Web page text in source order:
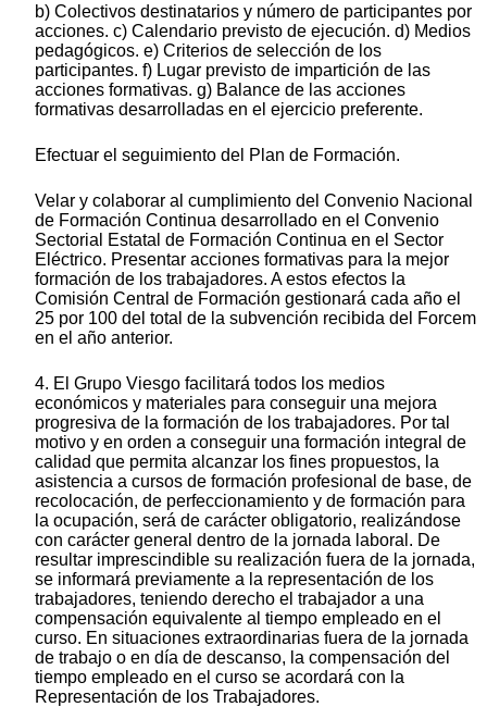
b) Colectivos destinatarios y número de participantes por
acciones. c) Calendario previsto de ejecución. d) Medios
pedagógicos. e) Criterios de selección de los
participantes. f) Lugar previsto de impartición de las
acciones formativas. g) Balance de las acciones
formativas desarrolladas en el ejercicio preferente.
Efectuar el seguimiento del Plan de Formación.
Velar y colaborar al cumplimiento del Convenio Nacional
de Formación Continua desarrollado en el Convenio
Sectorial Estatal de Formación Continua en el Sector
Eléctrico. Presentar acciones formativas para la mejor
formación de los trabajadores. A estos efectos la
Comisión Central de Formación gestionará cada año el
25 por 100 del total de la subvención recibida del Forcem
en el año anterior.
4. El Grupo Viesgo facilitará todos los medios
económicos y materiales para conseguir una mejora
progresiva de la formación de los trabajadores. Por tal
motivo y en orden a conseguir una formación integral de
calidad que permita alcanzar los fines propuestos, la
asistencia a cursos de formación profesional de base, de
recolocación, de perfeccionamiento y de formación para
la ocupación, será de carácter obligatorio, realizándose
con carácter general dentro de la jornada laboral. De
resultar imprescindible su realización fuera de la jornada,
se informará previamente a la representación de los
trabajadores, teniendo derecho el trabajador a una
compensación equivalente al tiempo empleado en el
curso. En situaciones extraordinarias fuera de la jornada
de trabajo o en día de descanso, la compensación del
tiempo empleado en el curso se acordará con la
Representación de los Trabajadores.